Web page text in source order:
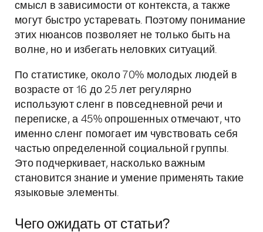
смысл в зависимости от контекста, а также
могут быстро устаревать. Поэтому понимание
этих нюансов позволяет не только быть на
волне, но и избегать неловких ситуаций.
По статистике, около 70% молодых людей в
возрасте от 16 до 25 лет регулярно
используют сленг в повседневной речи и
переписке, а 45% опрошенных отмечают, что
именно сленг помогает им чувствовать себя
частью определенной социальной группы.
Это подчеркивает, насколько важным
становится знание и умение применять такие
языковые элементы.
Чего ожидать от статьи?